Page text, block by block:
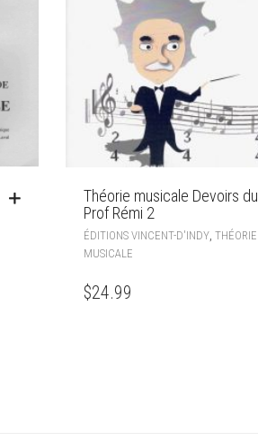
Théorie musicale Devoirs du
Prof Rémi 2
ÉDITIONS VINCENT-D'INDY, THÉORIE
MUSICALE
$24.99